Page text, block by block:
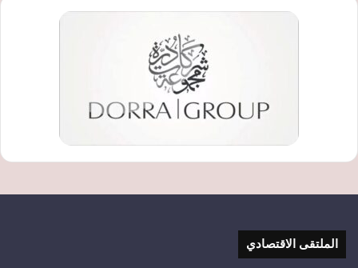
الملتقى الاقتصادي